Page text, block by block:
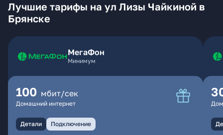
Лучшие тарифы на ул Лизы Чайкиной в
Брянске
МегаФон
Минимум
100 мбит/сек
Домашний интернет
Детали Подключение